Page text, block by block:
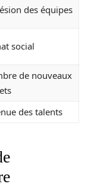
des équipes
social
de nouveaux
des talents